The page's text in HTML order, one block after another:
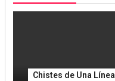
Chistes de Una Línea